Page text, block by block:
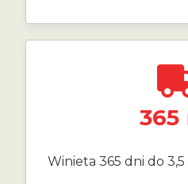
365
Winieta 365 dni do